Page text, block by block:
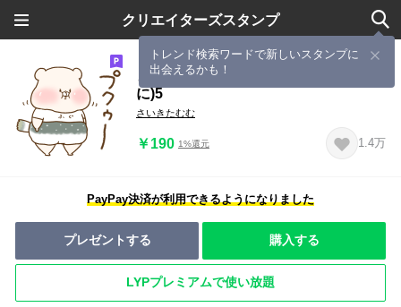
クリエイターズスタンプ
トレンド検索ワードで新しいスタンプに
出会えるかも！
ともだちはくま(イラストがスタンプ
に)5
さいきたむむ
￥190 1%還元 1.4万
PayPay決済が利用できるようになりました
プレゼントする 購入する
LYPプレミアムで使い放題